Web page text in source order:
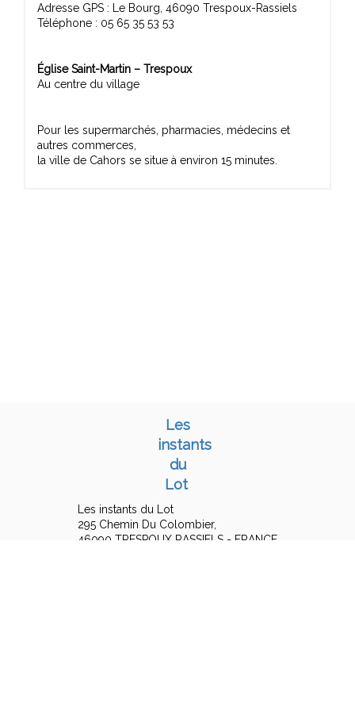
Adresse GPS : Le Bourg, 46090 Trespoux-Rassiels
Téléphone : 05 65 35 53 53
Église Saint-Martin – Trespoux
Au centre du village
Pour les supermarchés, pharmacies, médecins et
autres commerces,
la ville de Cahors se situe à environ 15 minutes.
Les
instants
du
Lot
Les instants du Lot
295 Chemin Du Colombier,
46090 TRESPOUX RASSIELS - FRANCE